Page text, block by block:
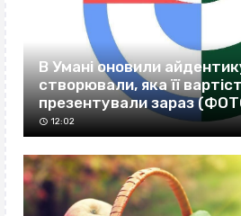
В Умані оновили
створювали, яка її
презентували зараз
12:02